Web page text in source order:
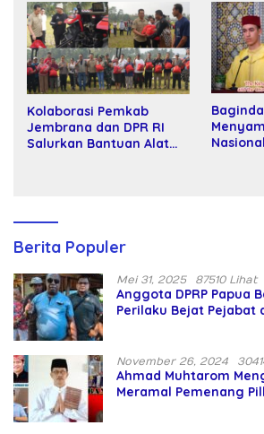
Kolaborasi Pemkab
Jembrana dan DPR RI
Salurkan Bantuan Alat
Berita Populer
Mei 31, 2025 87510 Lihat
Anggota DPRP Papua
Perilaku Bejat Pejabat
November 26, 2024
Ahmad Muhtarom
Meramal Pemenang